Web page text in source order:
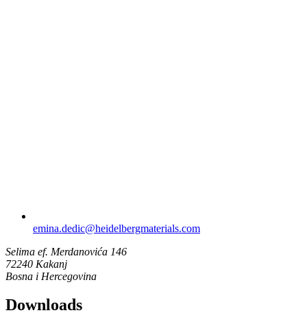
emina.dedic​@heidelbergmaterials.com
Selima ef. Merdanovića 146
72240 Kakanj
Bosna i Hercegovina
Downloads